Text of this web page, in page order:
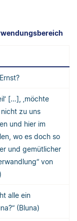
[…], ‚möchte
zu uns
und hier im
wo es doch so
und gemütlicher
von
alle ein
(Bluna)